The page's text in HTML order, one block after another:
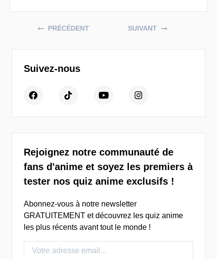
Posts navigation
PRÉCÉDENT SUIVANT
Suivez-nous
Rejoignez notre communauté de
fans d'anime et soyez les premiers à
tester nos quiz anime exclusifs !
Abonnez-vous à notre newsletter
GRATUITEMENT et découvrez les quiz anime
les plus récents avant tout le monde !